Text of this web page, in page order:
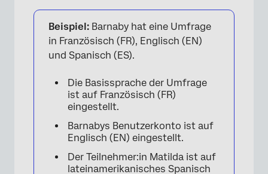
Beispiel: Barnaby hat eine Umfrage
in Französisch (FR), Englisch (EN)
und Spanisch (ES).
Die Basissprache der Umfrage
ist auf Französisch (FR)
eingestellt.
Barnabys Benutzerkonto ist auf
Englisch (EN) eingestellt.
Der Teilnehmer:in Matilda ist auf
lateinamerikanisches Spanisch